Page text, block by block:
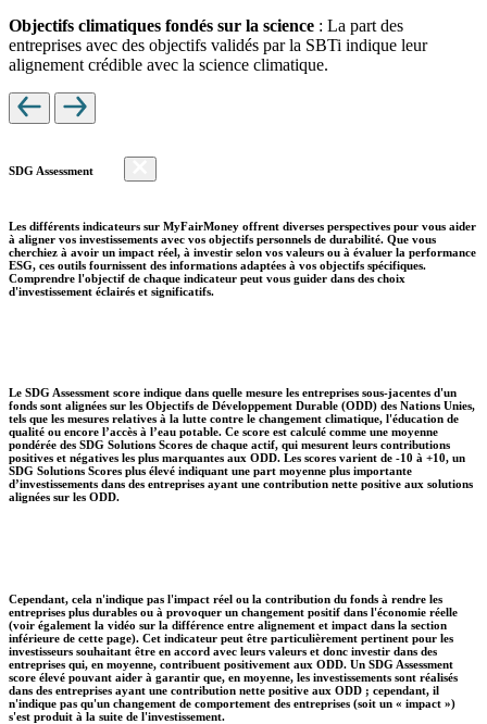
Objectifs climatiques fondés sur la science : La part des
entreprises avec des objectifs validés par la SBTi indique leur
alignement crédible avec la science climatique.
SDG Assessment
Les différents indicateurs sur MyFairMoney offrent diverses perspectives pour vous aider
à aligner vos investissements avec vos objectifs personnels de durabilité. Que vous
cherchiez à avoir un impact réel, à investir selon vos valeurs ou à évaluer la performance
ESG, ces outils fournissent des informations adaptées à vos objectifs spécifiques.
Comprendre l'objectif de chaque indicateur peut vous guider dans des choix
d'investissement éclairés et significatifs.
Le SDG Assessment score indique dans quelle mesure les entreprises sous-jacentes d'un
fonds sont alignées sur les Objectifs de Développement Durable (ODD) des Nations Unies,
tels que les mesures relatives à la lutte contre le changement climatique, l'éducation de
qualité ou encore l’accès à l’eau potable. Ce score est calculé comme une moyenne
pondérée des SDG Solutions Scores de chaque actif, qui mesurent leurs contributions
positives et négatives les plus marquantes aux ODD. Les scores varient de -10 à +10, un
SDG Solutions Scores plus élevé indiquant une part moyenne plus importante
d’investissements dans des entreprises ayant une contribution nette positive aux solutions
alignées sur les ODD.
Cependant, cela n'indique pas l'impact réel ou la contribution du fonds à rendre les
entreprises plus durables ou à provoquer un changement positif dans l'économie réelle
(voir également la vidéo sur la différence entre alignement et impact dans la section
inférieure de cette page). Cet indicateur peut être particulièrement pertinent pour les
investisseurs souhaitant être en accord avec leurs valeurs et donc investir dans des
entreprises qui, en moyenne, contribuent positivement aux ODD. Un SDG Assessment
score élevé pouvant aider à garantir que, en moyenne, les investissements sont réalisés
dans des entreprises ayant une contribution nette positive aux ODD ; cependant, il
n'indique pas qu'un changement de comportement des entreprises (soit un « impact »)
s'est produit à la suite de l'investissement.